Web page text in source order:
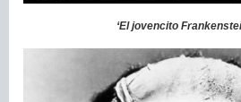
‘El jovencito